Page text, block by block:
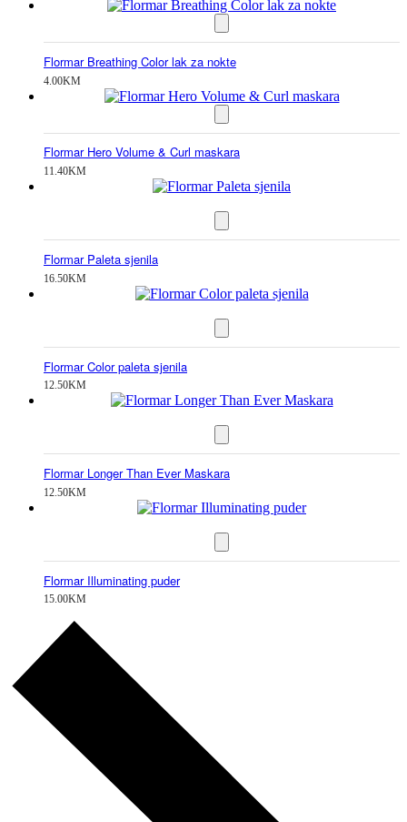
Flormar Breathing Color lak za nokte
4.00KM
Flormar Hero Volume & Curl maskara
11.40KM
Flormar Paleta sjenila
16.50KM
Flormar Color paleta sjenila
12.50KM
Flormar Longer Than Ever Maskara
12.50KM
Flormar Illuminating puder
15.00KM